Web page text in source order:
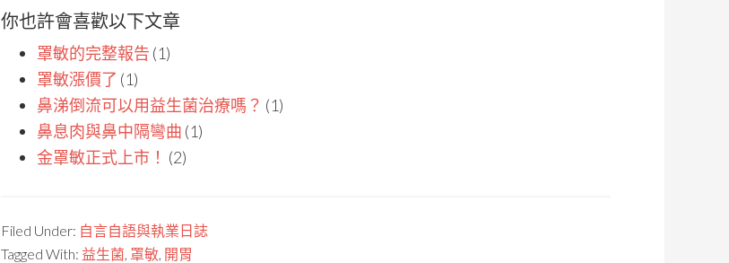
你也許會喜歡以下文章
罩敏的完整報告 (1)
罩敏漲價了 (1)
鼻涕倒流可以用益生菌治療嗎？ (1)
鼻息肉與鼻中隔彎曲 (1)
金罩敏正式上市！ (2)
Filed Under: 自言自語與執業日誌
Tagged With: 益生菌, 罩敏, 開胃